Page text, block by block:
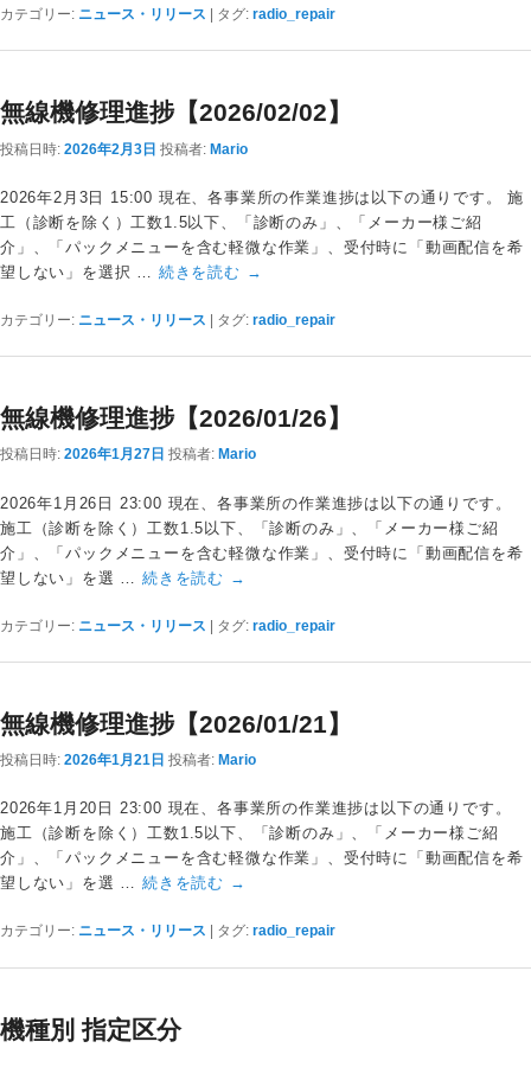
カテゴリー: ニュース・リリース タグ: radio_repair
無線機修理進捗【2026/02/02】
投稿日時: 2026年2月3日 投稿者: Mario
2026年2月3日 15:00 現在、各事業所の作業進捗は以下の通りです。 施
工（診断を除く）工数1.5以下、「診断のみ」、「メーカー様ご紹
介」、「パックメニューを含む軽微な作業」、受付時に「動画配信を希
望しない」を選択 … 続きを読む →
カテゴリー: ニュース・リリース | タグ: radio_repair
無線機修理進捗【2026/01/26】
投稿日時: 2026年1月27日 投稿者: Mario
2026年1月26日 23:00 現在、各事業所の作業進捗は以下の通りです。
施工（診断を除く）工数1.5以下、「診断のみ」、「メーカー様ご紹
介」、「パックメニューを含む軽微な作業」、受付時に「動画配信を希
望しない」を選 …続きを読む →
カテゴリー: ニュース・リリース | タグ: radio_repair
無線機修理進捗【2026/01/21】
投稿日時: 2026年1月21日 投稿者: Mario
2026年1月20日 23:00 現在、各事業所の作業進捗は以下の通りです。
施工（診断を除く）工数1.5以下、「診断のみ」、「メーカー様ご紹
介」、「パックメニューを含む軽微な作業」、受付時に「動画配信を希
望しない」を選 …続きを読む →
カテゴリー: ニュース・リリース タグ: radio_repair
機種別 指定区分